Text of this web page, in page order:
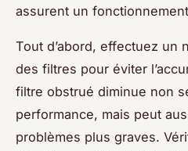
assurent un
Tout d’abord, effectuez un
des filtres pour éviter
filtre obstrué diminue non
performance, mais peut
problèmes plus graves.